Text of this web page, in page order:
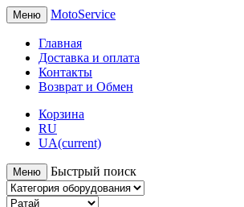
Меню MotoService
Главная
Доставка и оплата
Контакты
Возврат и Обмен
Корзина
RU
UA(current)
Меню Быстрый поиск